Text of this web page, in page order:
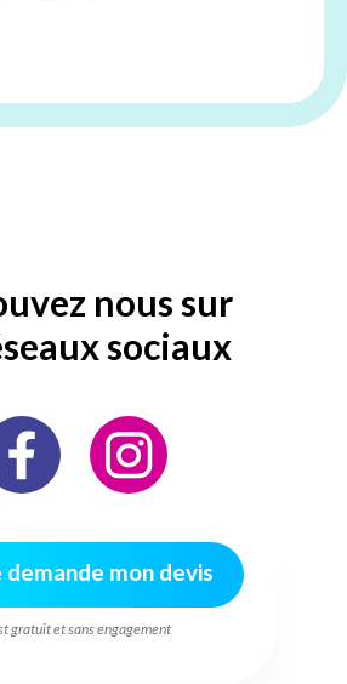
nous sur
sociaux
demande mon devis
gratuit et sans engagement